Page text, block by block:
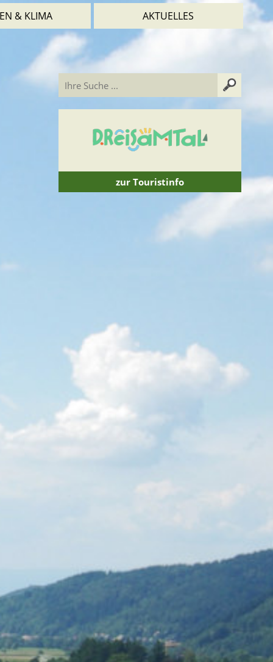
& KLIMA AKTUELLES
zur Touristinfo